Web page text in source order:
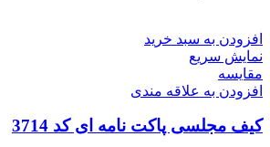
افزودن به سبد خرید
نمایش سریع
مقايسه
افزودن به علاقه مندی
کیف مجلسی پاکت نامه ای کد 3714